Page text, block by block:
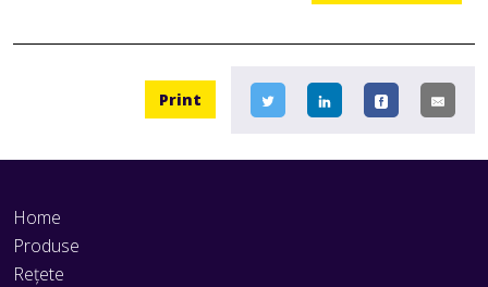
Print
Home
Produse
Rețete